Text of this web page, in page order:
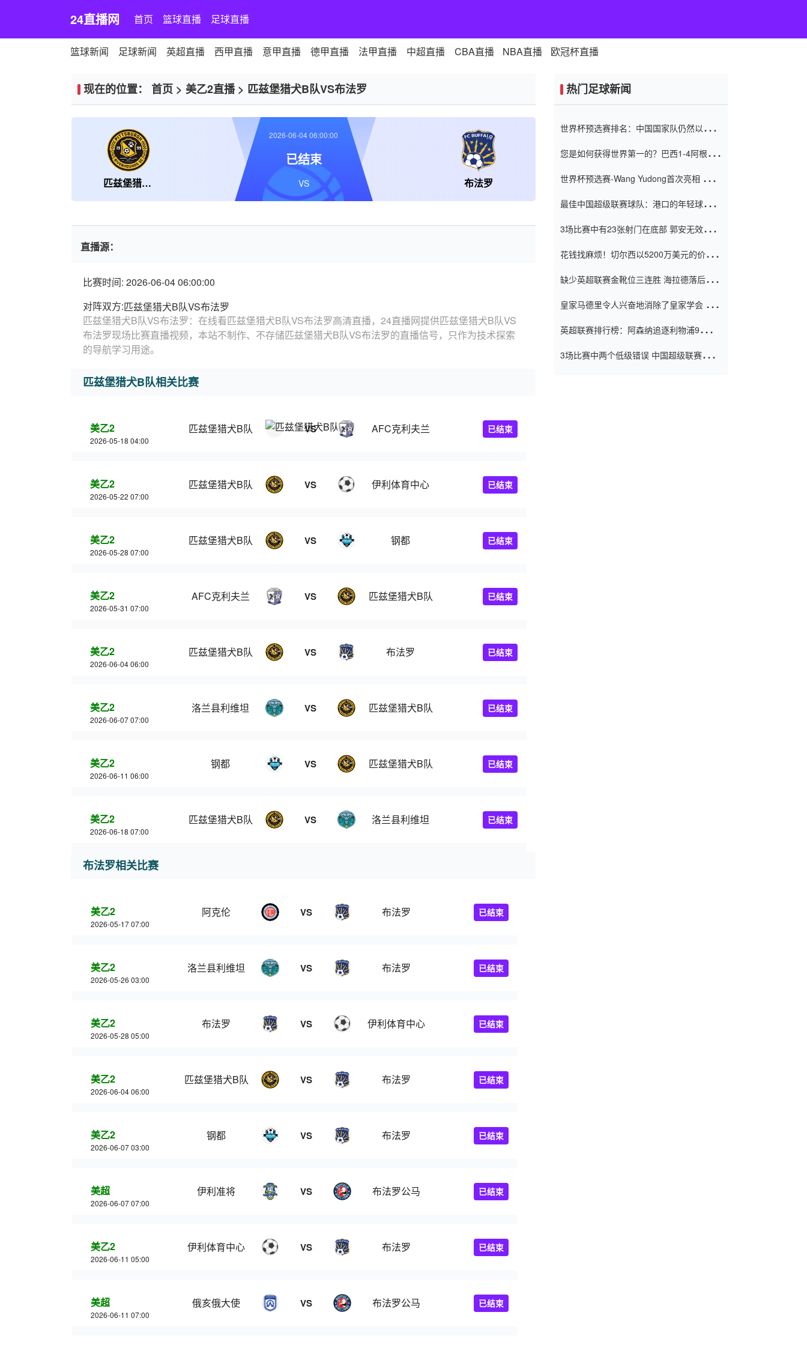
24直播网 首页 篮球直播 足球直播
篮球新闻 足球新闻 英超直播 西甲直播 意甲直播 德甲直播 法甲直播 中超直播 CBA直播 NBA直播 欧冠杯直播
现在的位置： 首页 > 美乙2直播> 匹兹堡猎犬B队VS布法罗
匹兹堡猎犬B队 布法罗
2026-06-04 06:00:00
已结束
VS
直播源：
比赛时间: 2026-06-04 06:00:00
对阵双方:匹兹堡猎犬B队VS布法罗
匹兹堡猎犬B队VS布法罗：在线看匹兹堡猎犬B队VS布法罗高清直播，24直播网提供匹兹堡猎犬B队VS
布法罗现场比赛直播视频，本站不制作、不存储匹兹堡猎犬B队VS布法罗的直播信号，只作为技术探索
的导航学习用途。
匹兹堡猎犬B队相关比赛
美乙2
2026-05-18 04:00
匹兹堡猎犬B队 VS AFC克利夫兰 已结束
美乙2
2026-05-22 07:00
匹兹堡猎犬B队 VS 伊利体育中心 已结束
美乙2
2026-05-28 07:00
匹兹堡猎犬B队 VS 钢都 已结束
美乙2
2026-05-31 07:00
AFC克利夫兰 VS 匹兹堡猎犬B队 已结束
美乙2
2026-06-04 06:00
匹兹堡猎犬B队 VS 布法罗 已结束
美乙2
2026-06-07 07:00
洛兰县利维坦 VS 匹兹堡猎犬B队 已结束
美乙2
2026-06-11 06:00
钢都 VS 匹兹堡猎犬B队 已结束
美乙2
2026-06-18 07:00
匹兹堡猎犬B队 VS 洛兰县利维坦 已结束
布法罗相关比赛
美乙2
2026-05-17 07:00
阿克伦 VS 布法罗 已结束
美乙2
2026-05-26 03:00
洛兰县利维坦 VS 布法罗 已结束
美乙2
2026-05-28 05:00
布法罗 VS 伊利体育中心 已结束
美乙2
2026-06-04 06:00
匹兹堡猎犬B队 VS 布法罗 已结束
美乙2
2026-06-07 03:00
钢都 VS 布法罗 已结束
美超
2026-06-07 07:00
伊利准将 VS 布法罗公马 已结束
美乙2
2026-06-11 05:00
伊利体育中心 VS 布法罗 已结束
美超
2026-06-11 07:00
俄亥俄大使 VS 布法罗公马 已结束
热门足球新闻
世界杯预选赛排名：中国国家队仍然以6分
您是如何获得世界第一的？巴西1-4阿根
世界杯预选赛-Wang Yudong首次亮相 中国
最佳中国超级联赛球队：港口的年轻球员在
（Taishan）
3场比赛中有23张射门在底部 郭安无效传球
花钱找麻烦！切尔西以5200万美元的价格
窗口
缺少英超联赛金靴位三连胜 海拉德落后6球
皇家马德里令人兴奋地消除了皇家学会 安
英超联赛排行榜：阿森纳追逐利物浦9分 曼
3场比赛中两个低级错误 中国超级联赛的前